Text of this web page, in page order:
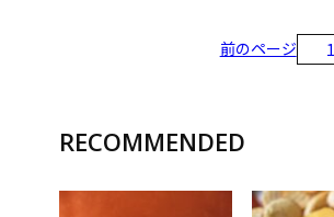
前のページ 1
RECOMMENDED